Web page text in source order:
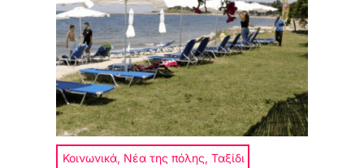
Κοινωνικά, Νέα της πόλης, Ταξίδι